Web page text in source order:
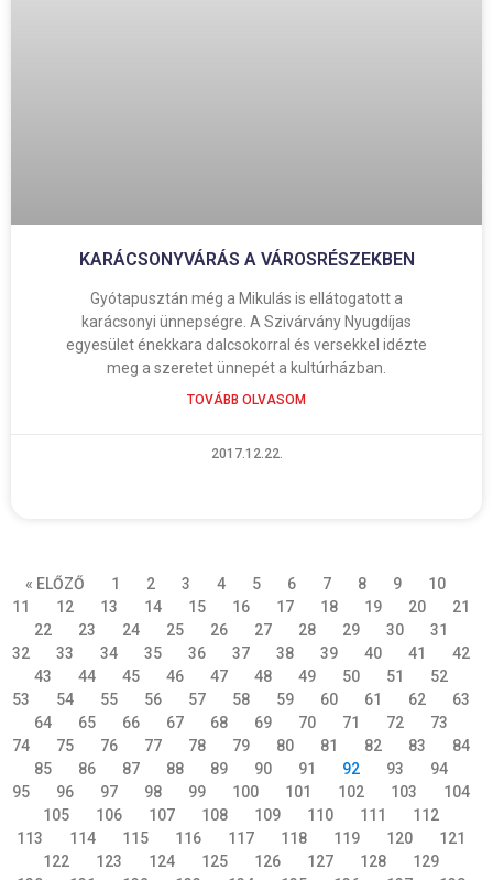
KARÁCSONYVÁRÁS A VÁROSRÉSZEKBEN
Gyótapusztán még a Mikulás is ellátogatott a
karácsonyi ünnepségre. A Szivárvány Nyugdíjas
egyesület énekkara dalcsokorral és versekkel idézte
meg a szeretet ünnepét a kultúrházban.
TOVÁBB OLVASOM
2017.12.22.
« ELŐZŐ 1 2 3 4 5 6 7 8 9
10
11
12 13 14 15 16 17 18 19 20
21
22
23 24 25 26 27 28 29 30
31
32
33 34 35 36 37 38 39 40 41
42
43
44 45 46 47 48 49 50 51
52
53
54 55 56 57 58 59 60 61 62
63
64
65 66 67 68 69 70 71 72
73
74
75 76 77 78 79 80 81 82 83
84
85
86 87 88 89 90 91 92 93
94
95
96 97 98 99 100 101 102 103
104
105
106 107 108 109 110 111
112
113
114 115 116 117 118 119 120
121
122
123 124 125 126 127 128
129